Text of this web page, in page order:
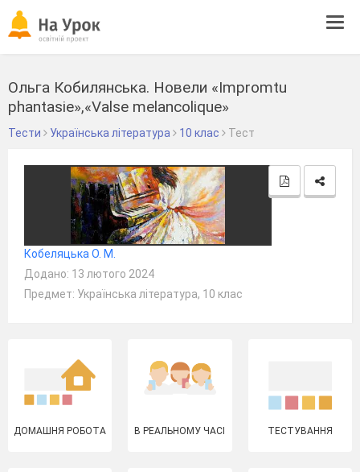
Ольга Кобилянська. Новели «Іmpromtu
phantasie»,«Valse mеlancolique»
Тести Українська література 10 клас Тест
Кобеляцька О. М.
Додано: 13 лютого 2024
Предмет: Українська література, 10 клас
ДОМАШНЯ РОБОТА В РЕАЛЬНОМУ ЧАСІ ТЕСТУВАННЯ